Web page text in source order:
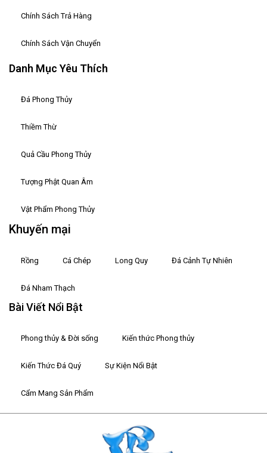
Chính Sách Trả Hàng
Chính Sách Vận Chuyển
Danh Mục Yêu Thích
Đá Phong Thủy
Thiềm Thừ
Quả Cầu Phong Thủy
Tượng Phật Quan Âm
Vật Phẩm Phong Thủy
Khuyến mại
Rồng Cá Chép Long Quy Đá Cảnh Tự Nhiên
Đá Nham Thạch
Bài Viết Nổi Bật
Phong thủy & Đời sống Kiến thức Phong thủy
Kiến Thức Đá Quý Sự Kiện Nổi Bật
Cẩm Mang Sản Phẩm